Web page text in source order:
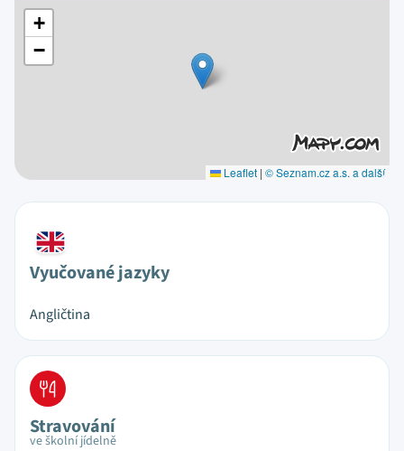
+
−
Leaflet | © Seznam.cz a.s. a další
Vyučované jazyky
Angličtina
Stravování
ve školní jídelně